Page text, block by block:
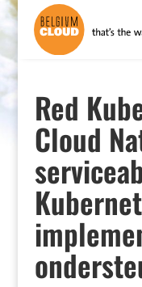
Red
Cloud